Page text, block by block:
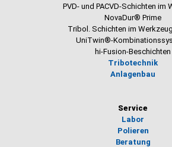
PVD- und PACVD-Schichten im
NovaDur® Prime
Tribol. Schichten im
UniTwin®-
hi-Fusion-Beschichten
Tribotechnik
Anlagenbau
Service
Labor
Polieren
Beratung